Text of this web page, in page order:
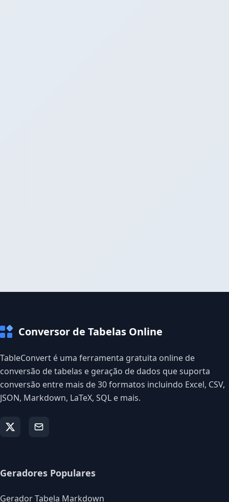
Conversor de Tabelas Online
TableConvert é uma ferramenta gratuita online de
conversão de tabelas e geração de dados que suporta
conversão entre mais de 30 formatos incluindo Excel, CSV,
JSON, Markdown, LaTeX, SQL e mais.
Geradores Populares
Gerador Tabela Markdown